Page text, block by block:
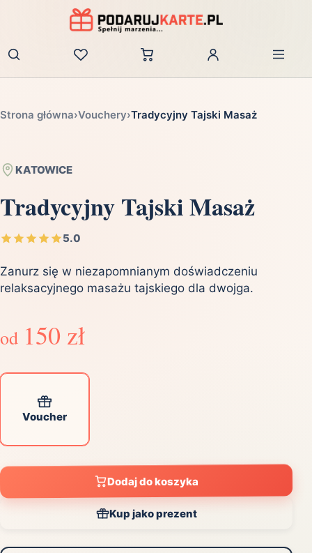
Zaloguj
Strona główna›Vouchery›Tradycyjny Tajski Masaż
KATOWICE
Tradycyjny Tajski Masaż
5.0
Zanurz się w niezapomnianym doświadczeniu
relaksacyjnego masażu tajskiego dla dwojga.
od 150 zł
Voucher
Dodaj do koszyka
Kup jako prezent